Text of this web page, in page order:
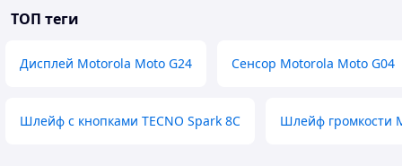
ТОП теги
Дисплей Motorola Moto G24 Сенсор Motorola Moto G04
Шлейф с кнопками TECNO Spark 8C Шлейф громкости